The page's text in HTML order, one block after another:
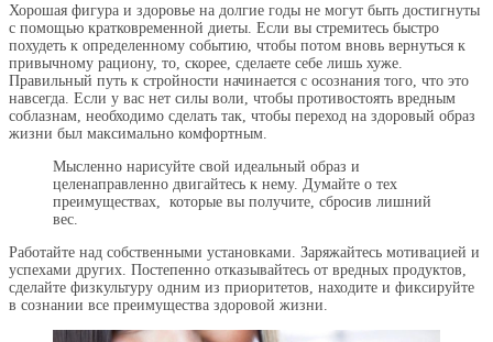
Хорошая фигура и здоровье на долгие годы не могут быть достигнуты
с помощью кратковременной диеты. Если вы стремитесь быстро
похудеть к определенному событию, чтобы потом вновь вернуться к
привычному рациону, то, скорее, сделаете себе лишь хуже.
Правильный путь к стройности начинается с осознания того, что это
навсегда. Если у вас нет силы воли, чтобы противостоять вредным
соблазнам, необходимо сделать так, чтобы переход на здоровый образ
жизни был максимально комфортным.
Мысленно нарисуйте свой идеальный образ и
целенаправленно двигайтесь к нему. Думайте о тех
преимуществах, которые вы получите, сбросив лишний
вес.
Работайте над собственными установками. Заряжайтесь мотивацией и
успехами других. Постепенно отказывайтесь от вредных продуктов,
сделайте физкультуру одним из приоритетов, находите и фиксируйте
в сознании все преимущества здоровой жизни.